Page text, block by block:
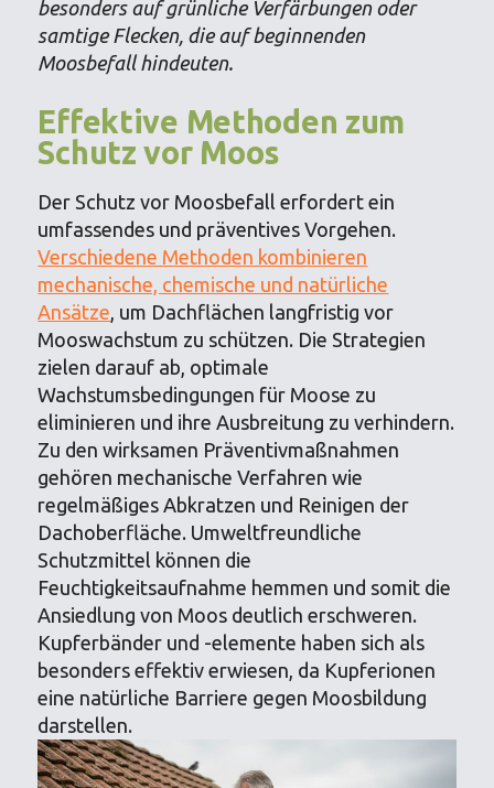
besonders auf grünliche Verfärbungen oder
samtige Flecken, die auf beginnenden
Moosbefall hindeuten.
Effektive Methoden zum
Schutz vor Moos
Der Schutz vor Moosbefall erfordert ein
umfassendes und präventives Vorgehen.
Verschiedene Methoden kombinieren
mechanische, chemische und natürliche
Ansätze, um Dachflächen langfristig vor
Mooswachstum zu schützen. Die Strategien
zielen darauf ab, optimale
Wachstumsbedingungen für Moose zu
eliminieren und ihre Ausbreitung zu verhindern.
Zu den wirksamen Präventivmaßnahmen
gehören mechanische Verfahren wie
regelmäßiges Abkratzen und Reinigen der
Dachoberfläche. Umweltfreundliche
Schutzmittel können die
Feuchtigkeitsaufnahme hemmen und somit die
Ansiedlung von Moos deutlich erschweren.
Kupferbänder und -elemente haben sich als
besonders effektiv erwiesen, da Kupferionen
eine natürliche Barriere gegen Moosbildung
darstellen.